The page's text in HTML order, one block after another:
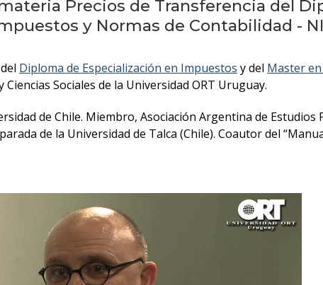
Precios de Transferencia del
y Normas de Contabilidad -
Diploma de Especialización en Impuestos y del Master
Sociales de la Universidad ORT Uruguay.
de Chile. Miembro, Asociación Argentina de Estudios
de la Universidad de Talca (Chile). Coautor del